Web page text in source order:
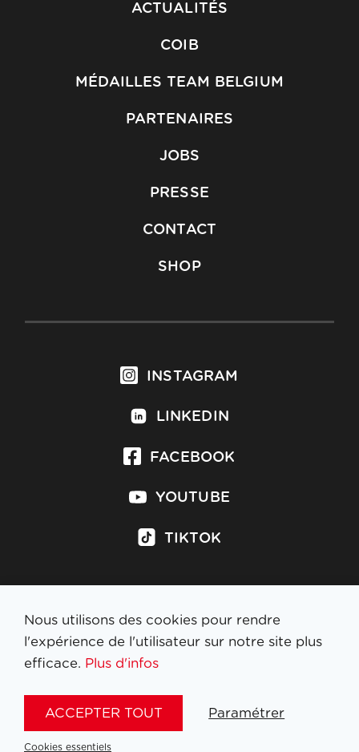
ACTUALITÉS
COIB
MÉDAILLES TEAM BELGIUM
PARTENAIRES
JOBS
PRESSE
CONTACT
SHOP
INSTAGRAM
LINKEDIN
FACEBOOK
YOUTUBE
TIKTOK
S'inscrire à la newsletter
Nous utilisons des cookies pour rendre
l'expérience de l'utilisateur sur notre site plus
efficace. Plus d'infos
ACCEPTER TOUT Paramétrer
Cookies essentiels